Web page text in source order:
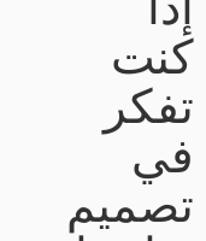
كنت
تفكر
في
تصميم